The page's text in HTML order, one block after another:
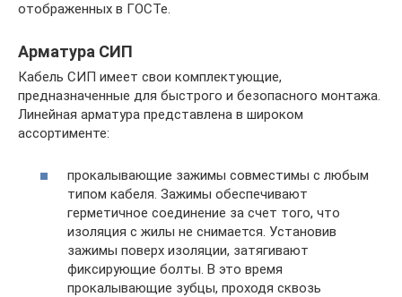
отображенных в ГОСТе.
Арматура СИП
Кабель СИП имеет свои комплектующие,
предназначенные для быстрого и безопасного монтажа.
Линейная арматура представлена в широком
ассортименте:
прокалывающие зажимы совместимы с любым
типом кабеля. Зажимы обеспечивают
герметичное соединение за счет того, что
изоляция с жилы не снимается. Установив
зажимы поверх изоляции, затягивают
фиксирующие болты. В это время
прокалывающие зубцы, проходя сквозь